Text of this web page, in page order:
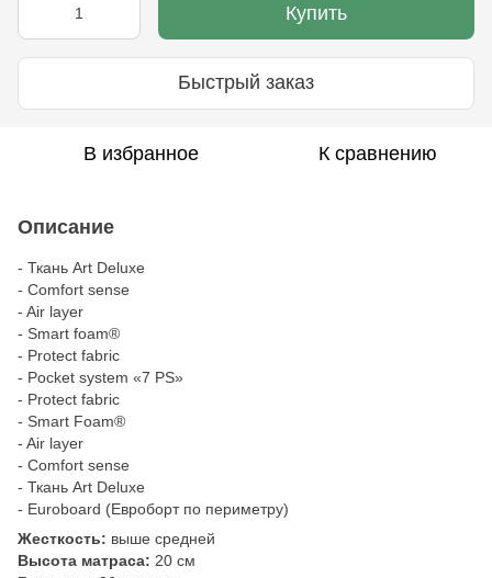
Купить
Быстрый заказ
В избранное К сравнению
Описание
- Ткань Art Deluxe
- Comfort sense
- Air layer
- Smart foam®
- Protect fabric
- Pocket system «7 PS»
- Protect fabric
- Smart Foam®
- Air layer
- Comfort sense
- Ткань Art Deluxe
- Euroboard (Евроборт по периметру)
Жесткость: выше средней
Высота матраса: 20 см